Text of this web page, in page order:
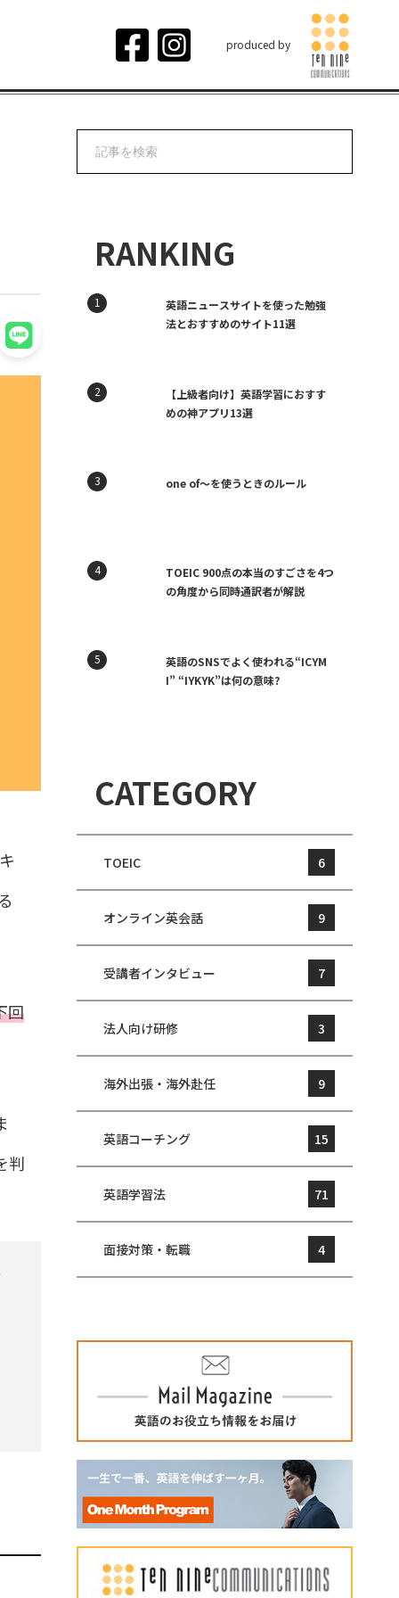
produced by
回
判
RANKING
英語ニュースサイトを使った勉強
法とおすすめのサイト11選
【上級者向け】英語学習におすす
めの神アプリ13選
one of〜を使うときのルール
TOEIC 900点の本当のすごさを4つ
の角度から同時通訳者が解説
英語のSNSでよく使われる“ICYM
I” “IYKYK”は何の意味?
CATEGORY
TOEIC 6
オンライン英会話 9
受講者インタビュー 7
法人向け研修 3
海外出張・海外赴任 9
英語コーチング 15
英語学習法 71
面接対策・転職 4